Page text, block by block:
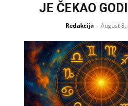
JE ČEKAO
Redakcija - August 8,